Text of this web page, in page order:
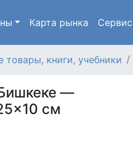
Карта рынка Сервис
товары, книги, учебники
—
см